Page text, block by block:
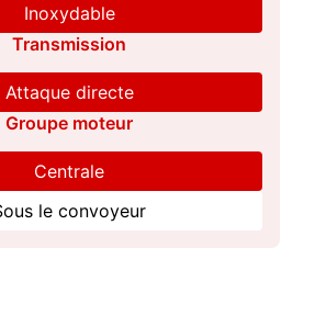
Inoxydable
Transmission
Attaque directe
Groupe moteur
Centrale
le convoyeur